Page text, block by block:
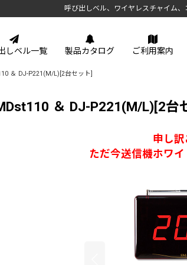
呼び出しベル、ワイヤレスチャイム
しベル一覧 製品カタログ ご利用案内
＆ DJ-P221(M/L)[2台セット]
＆ DJ-P221(M/L)[2台
申し訳
ただ今送信機ホワイ